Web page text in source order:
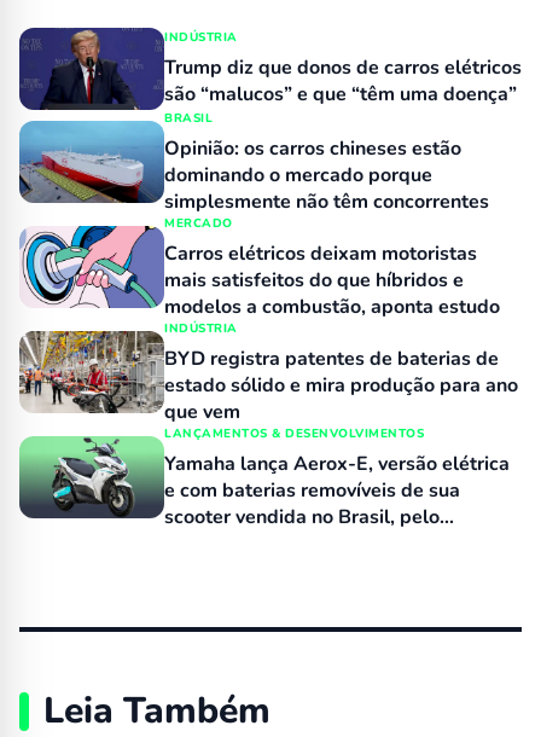
INDÚSTRIA
Trump diz que donos de carros elétricos
são “malucos” e que “têm uma doença”
BRASIL
Opinião: os carros chineses estão
dominando o mercado porque
simplesmente não têm concorrentes
MERCADO
Carros elétricos deixam motoristas
mais satisfeitos do que híbridos e
modelos a combustão, aponta estudo
INDÚSTRIA
BYD registra patentes de baterias de
estado sólido e mira produção para ano
que vem
LANÇAMENTOS & DESENVOLVIMENTOS
Yamaha lança Aerox-E, versão elétrica
e com baterias removíveis de sua
scooter vendida no Brasil, pelo
Leia Também